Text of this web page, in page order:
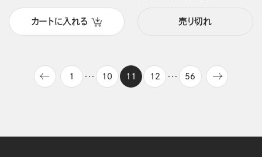
カートに入れる 売り切れ
1 ・・・ 10 11 12 ・・・ 56